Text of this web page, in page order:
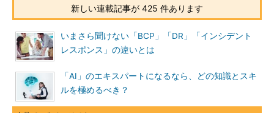
新しい連載記事が 425 件あります
いまさら聞けない「BCP」「DR」「インシデント
レスポンス」の違いとは
「AI」のエキスパートになるなら、どの知識とスキ
ルを極めるべき？